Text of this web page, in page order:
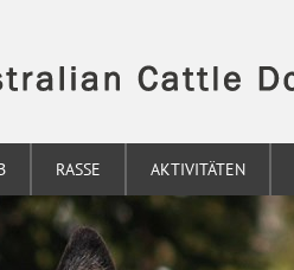
RASSE AKTIVITÄTEN